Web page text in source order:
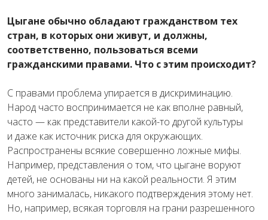
Цыгане обычно обладают гражданством тех
стран, в которых они живут, и должны,
соответственно, пользоваться всеми
гражданскими правами. Что с этим происходит?
С правами проблема упирается в дискриминацию.
Народ часто воспринимается не как вполне равный,
часто — как представители какой-то другой культуры
и даже как источник риска для окружающих.
Распространены всякие совершенно ложные мифы.
Например, представления о том, что цыгане воруют
детей, не основаны ни на какой реальности. Я этим
много занималась, никакого подтверждения этому нет.
Но, например, всякая торговля на грани разрешенного